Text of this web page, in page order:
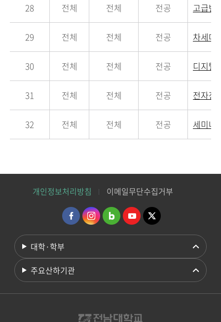
28 전체 전체 전공 고급반
29 전체 전체 전공 차세대
30 전체 전체 전공 디지탈
31 전체 전체 전공 전자장
32 전체 전체 전공 세미나
개인정보처리방침 이메일무단수집거부
대학·학부
주요산하기관